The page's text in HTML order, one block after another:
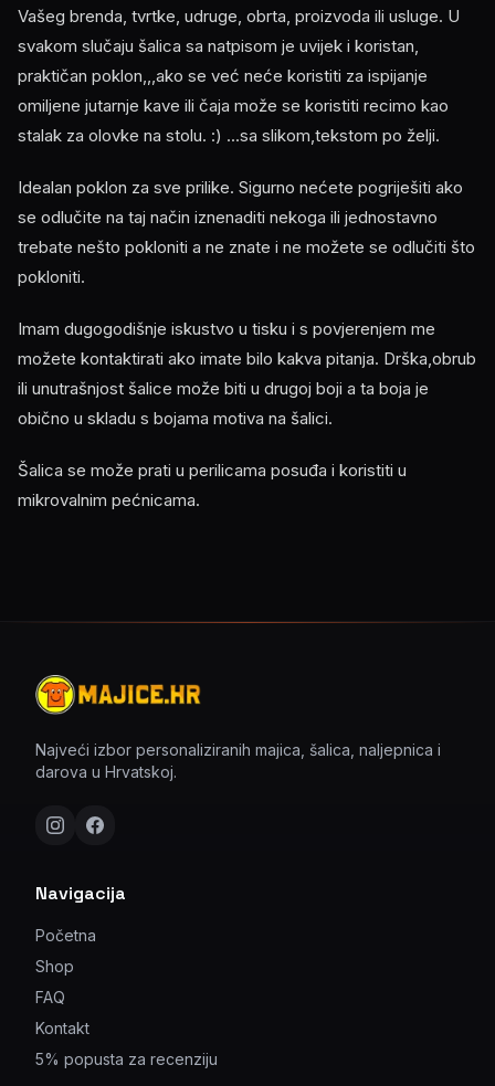
Vašeg brenda, tvrtke, udruge, obrta, proizvoda ili usluge. U
svakom slučaju šalica sa natpisom je uvijek i koristan,
praktičan poklon,,,ako se već neće koristiti za ispijanje
omiljene jutarnje kave ili čaja može se koristiti recimo kao
stalak za olovke na stolu. :) ...sa slikom,tekstom po želji.
Idealan poklon za sve prilike. Sigurno nećete pogriješiti ako
se odlučite na taj način iznenaditi nekoga ili jednostavno
trebate nešto pokloniti a ne znate i ne možete se odlučiti što
pokloniti.
Imam dugogodišnje iskustvo u tisku i s povjerenjem me
možete kontaktirati ako imate bilo kakva pitanja. Drška,obrub
ili unutrašnjost šalice može biti u drugoj boji a ta boja je
obično u skladu s bojama motiva na šalici.
Šalica se može prati u perilicama posuđa i koristiti u
mikrovalnim pećnicama.
Najveći izbor personaliziranih majica, šalica, naljepnica i
darova u Hrvatskoj.
Navigacija
Početna
Shop
FAQ
Kontakt
5% popusta za recenziju